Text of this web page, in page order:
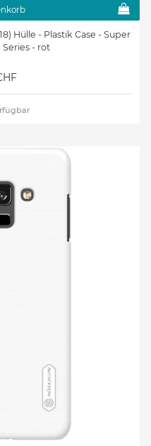
Hülle - Plastik Case - Super
- rot